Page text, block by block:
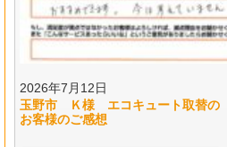
2026年7月12日
玉野市 Ｋ様 エコキュート取替の
お客様のご感想